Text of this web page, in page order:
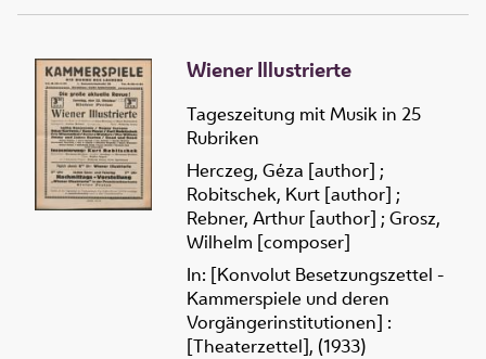
Wiener Illustrierte
Tageszeitung mit Musik in 25
Rubriken
Herczeg, Géza [author] ;
Robitschek, Kurt [author] ;
Rebner, Arthur [author] ; Grosz,
Wilhelm [composer]
In: [Konvolut Besetzungszettel -
Kammerspiele und deren
Vorgängerinstitutionen] :
[Theaterzettel], (1933)